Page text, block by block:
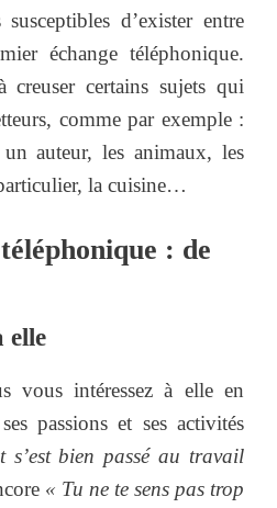
d’exister entre
échange téléphonique.
creuser certains sujets qui
comme par exemple :
auteur, les animaux, les
la cuisine…
: de
elle
vous intéressez à elle en
passions et ses activités
s’est bien passé au travail
« Tu ne te sens pas trop